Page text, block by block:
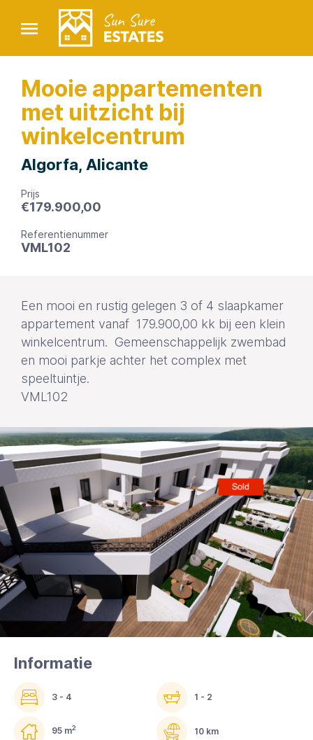
Mooie appartementen
met uitzicht bij
winkelcentrum
Algorfa, Alicante
Prijs
€179.900,00
Referentienummer
VML102
Een mooi en rustig gelegen 3 of 4 slaapkamer
appartement vanaf 179.900,00 kk bij een klein
winkelcentrum. Gemeenschappelijk zwembad
en mooi parkje achter het complex met
speeltuintje.
VML102
Informatie
3 - 4 1 - 2
95 m2 10 km